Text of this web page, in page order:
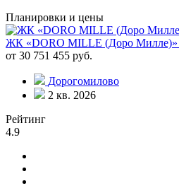
Планировки и цены
ЖК «DORO MILLE (Доро Милле)»
от 30 751 455 руб.
Дорогомилово
2 кв. 2026
Рейтинг
4.9